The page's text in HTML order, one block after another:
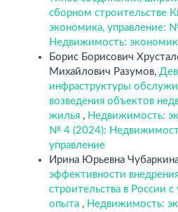
сборном строительстве
экономика, управление:
Недвижимость:
Борис Борисович
Михайлович Разумов,
инфраструктуры
возведения объектов
жилья , Недвижимость:
№ 4 (2024):
управление
Ирина Юрьевна
эффективности
строительства в России
опыта , Недвижимость: